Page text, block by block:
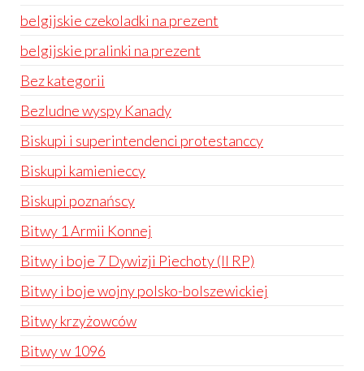
belgijskie czekoladki na prezent
belgijskie pralinki na prezent
Bez kategorii
Bezludne wyspy Kanady
Biskupi i superintendenci protestanccy
Biskupi kamienieccy
Biskupi poznańscy
Bitwy 1 Armii Konnej
Bitwy i boje 7 Dywizji Piechoty (II RP)
Bitwy i boje wojny polsko-bolszewickiej
Bitwy krzyżowców
Bitwy w 1096